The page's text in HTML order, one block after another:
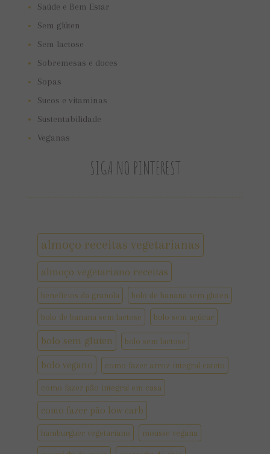
Saúde e Bem Estar
Sem glúten
Sem lactose
Sobremesas e doces
Sopas
Sucos e vitaminas
Sustentabilidade
Veganas
SIGA NO PINTEREST
almoço receitas vegetarianas
almoço vegetariano receitas
benefícios da granola bolo de banana sem gluten
bolo de banana sem lactose bolo sem açúcar
bolo sem gluten bolo sem lactose
bolo vegano como fazer arroz integral cateto
como fazer pão integral em casa
como fazer pão low carb
hamburguer vegetariano mousse vegana